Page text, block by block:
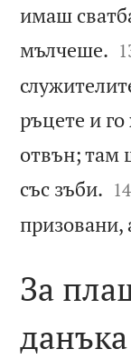
имаш
мълчеше. 
ръцете и
отвън; там
със зъби. 

14
призовани,
За
данъка